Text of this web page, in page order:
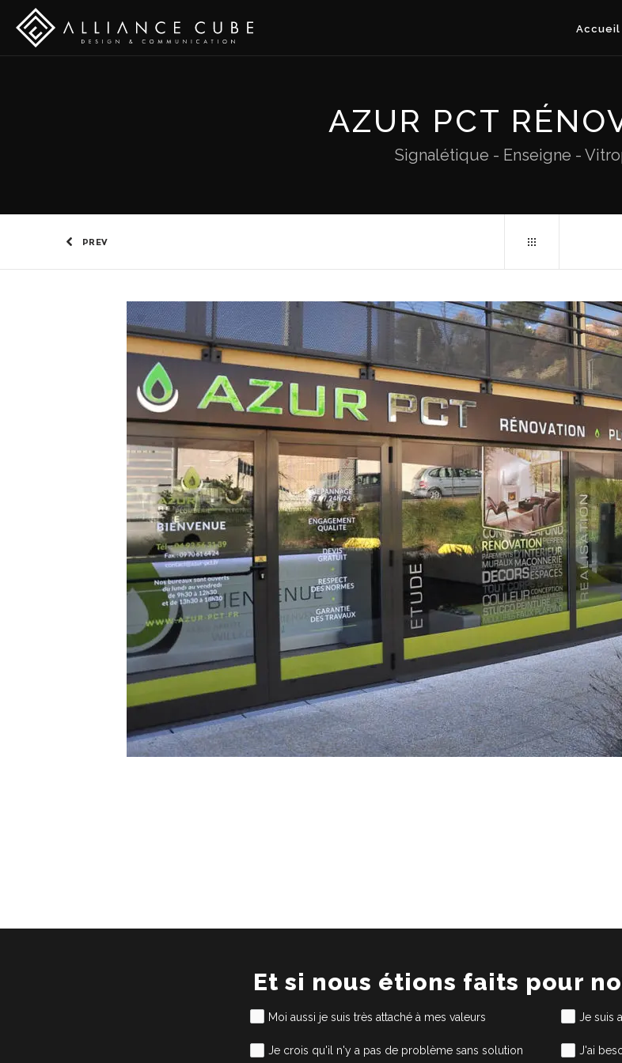
Accueil
AZUR PCT
Signalétique - Enseigne -
PREV
Et si nous étions faits pour
Moi aussi je suis très attaché à mes valeurs Je suis
Je crois qu'il n'y a pas de problème sans solution J'ai